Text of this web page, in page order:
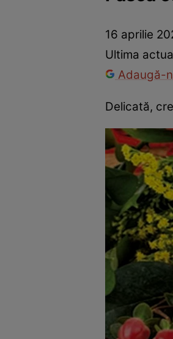
Mâncăruri
16 aprilie
Ultima
Adaugă-
Delicată,